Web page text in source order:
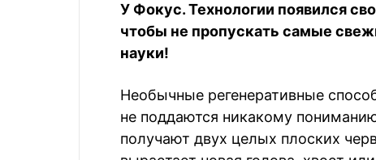
У Фокус. Технологии появился
чтобы не пропускать самые
науки!
Необычные регенеративные
не поддаются никакому
получают двух целых плоских